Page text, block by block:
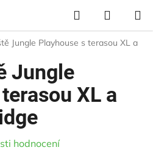
Hledat
KOŠÍK
Jungle Playhouse s terasou XL a
Jungle
XL a
hodnocení